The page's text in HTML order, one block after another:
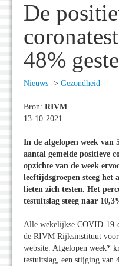
De
48%
Nieuws -> Gezondheid
Bron: RIVM
13-10-2021
In de afgelopen week van
aantal gemelde positieve
opzichte van de week
leeftijdsgroepen steeg het
lieten zich testen. Het
testuitslag steeg naar
Alle wekelijkse COVID-19-
de RIVM Rijksinstituut
website. Afgelopen week*
testuitslag, een stijging van